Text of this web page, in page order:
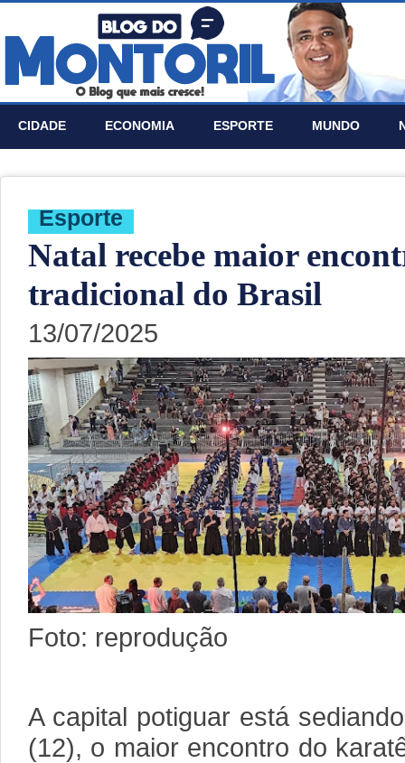
CIDADE ECONOMIA ESPORTE MUNDO
Esporte
Natal recebe maior
tradicional do Brasil
13/07/2025
Foto: reprodução
A capital potiguar está
(12), o maior encontro do